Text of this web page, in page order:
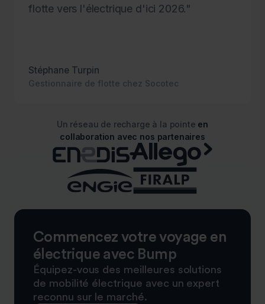
flotte vers l'électrique d'ici 2026."
Stéphane Turpin
Gestionnaire de flotte chez Socotec
Un réseau de recharge à la pointe en
collaboration avec nos partenaires
Commencez votre voyage en
électrique avec Bump
Équipez-vous des meilleures solutions
de mobilité électrique avec un expert
reconnu sur le marché.